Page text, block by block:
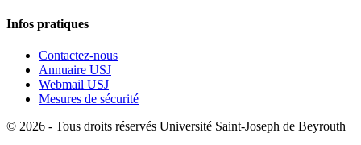
Infos pratiques
Contactez-nous
Annuaire USJ
Webmail USJ
Mesures de sécurité
© 2026 - Tous droits réservés Université Saint-Joseph de Beyrouth